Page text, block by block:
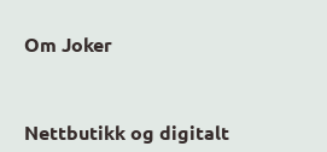
Om Joker
Nettbutikk og digitalt